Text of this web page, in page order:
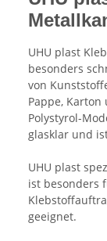
UHU plast
besonders
von
Pappe,
Polystyrol-
glasklar und
UHU plast
ist besonders
geeignet.